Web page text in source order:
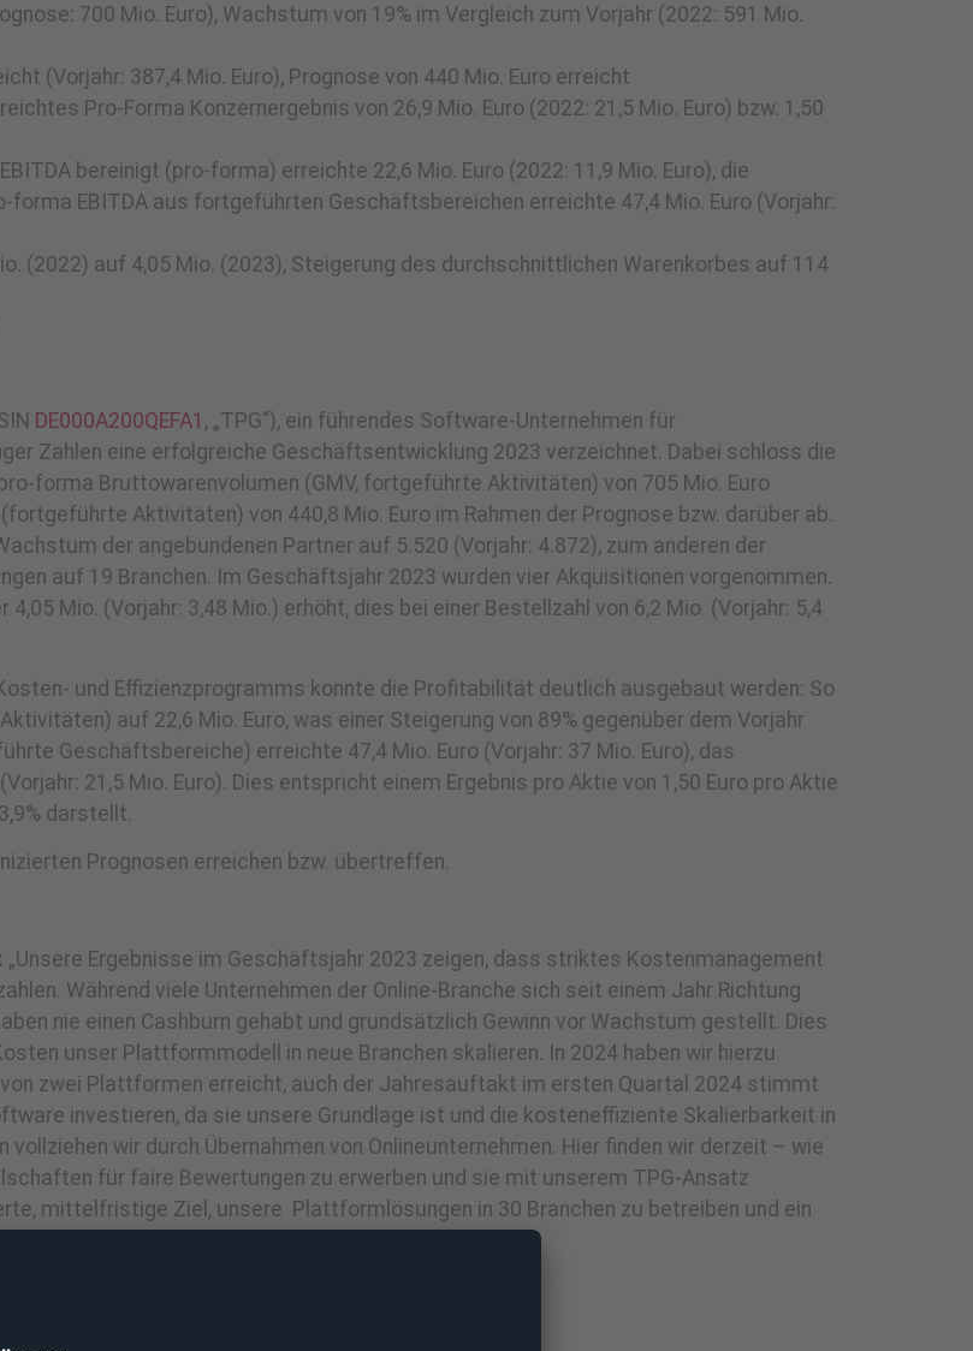
700 Mio. Euro), Wachstum von 19% im Vergleich zum Vorjahr (2022: 591 Mio.
(Vorjahr: 387,4 Mio. Euro), Prognose von 440 Mio. Euro erreicht
Pro-Forma Konzernergebnis von 26,9 Mio. Euro (2022: 21,5 Mio. Euro) bzw. 1,50
bereinigt (pro-forma) erreichte 22,6 Mio. Euro (2022: 11,9 Mio. Euro), die
forma EBITDA aus fortgeführten Geschäftsbereichen erreichte 47,4 Mio. Euro (Vorjahr:
(2022) auf 4,05 Mio. (2023), Steigerung des durchschnittlichen Warenkorbes auf 114
DE000A200QEFA1 , „TPG“), ein führendes Software-Unternehmen für
Zahlen eine erfolgreiche Geschäftsentwicklung 2023 verzeichnet. Dabei schloss die
forma Bruttowarenvolumen (GMV, fortgeführte Aktivitäten) von 705 Mio. Euro
Aktivitäten) von 440,8 Mio. Euro im Rahmen der Prognose bzw. darüber ab.
der angebundenen Partner auf 5.520 (Vorjahr: 4.872), zum anderen der
auf 19 Branchen. Im Geschäftsjahr 2023 wurden vier Akquisitionen vorgenommen.
Mio. (Vorjahr: 3,48 Mio.) erhöht, dies bei einer Bestellzahl von 6,2 Mio. (Vorjahr: 5,4
und Effizienzprogramms konnte die Profitabilität deutlich ausgebaut werden: So
auf 22,6 Mio. Euro, was einer Steigerung von 89% gegenüber dem Vorjahr
Geschäftsbereiche) erreichte 47,4 Mio. Euro (Vorjahr: 37 Mio. Euro), das
21,5 Mio. Euro). Dies entspricht einem Ergebnis pro Aktie von 1,50 Euro pro Aktie
darstellt.
Prognosen erreichen bzw. übertreffen.
„Unsere Ergebnisse im Geschäftsjahr 2023 zeigen, dass striktes Kostenmanagement
Während viele Unternehmen der Online-Branche sich seit einem Jahr Richtung
nie einen Cashburn gehabt und grundsätzlich Gewinn vor Wachstum gestellt. Dies
unser Plattformmodell in neue Branchen skalieren. In 2024 haben wir hierzu
zwei Plattformen erreicht, auch der Jahresauftakt im ersten Quartal 2024 stimmt
investieren, da sie unsere Grundlage ist und die kosteneffiziente Skalierbarkeit in
wir durch Übernahmen von Onlineunternehmen. Hier finden wir derzeit – wie
für faire Bewertungen zu erwerben und sie mit unserem TPG-Ansatz
mittelfristige Ziel, unsere Plattformlösungen in 30 Branchen zu betreiben und ein
Jahr 2025 absolut realistisch.“